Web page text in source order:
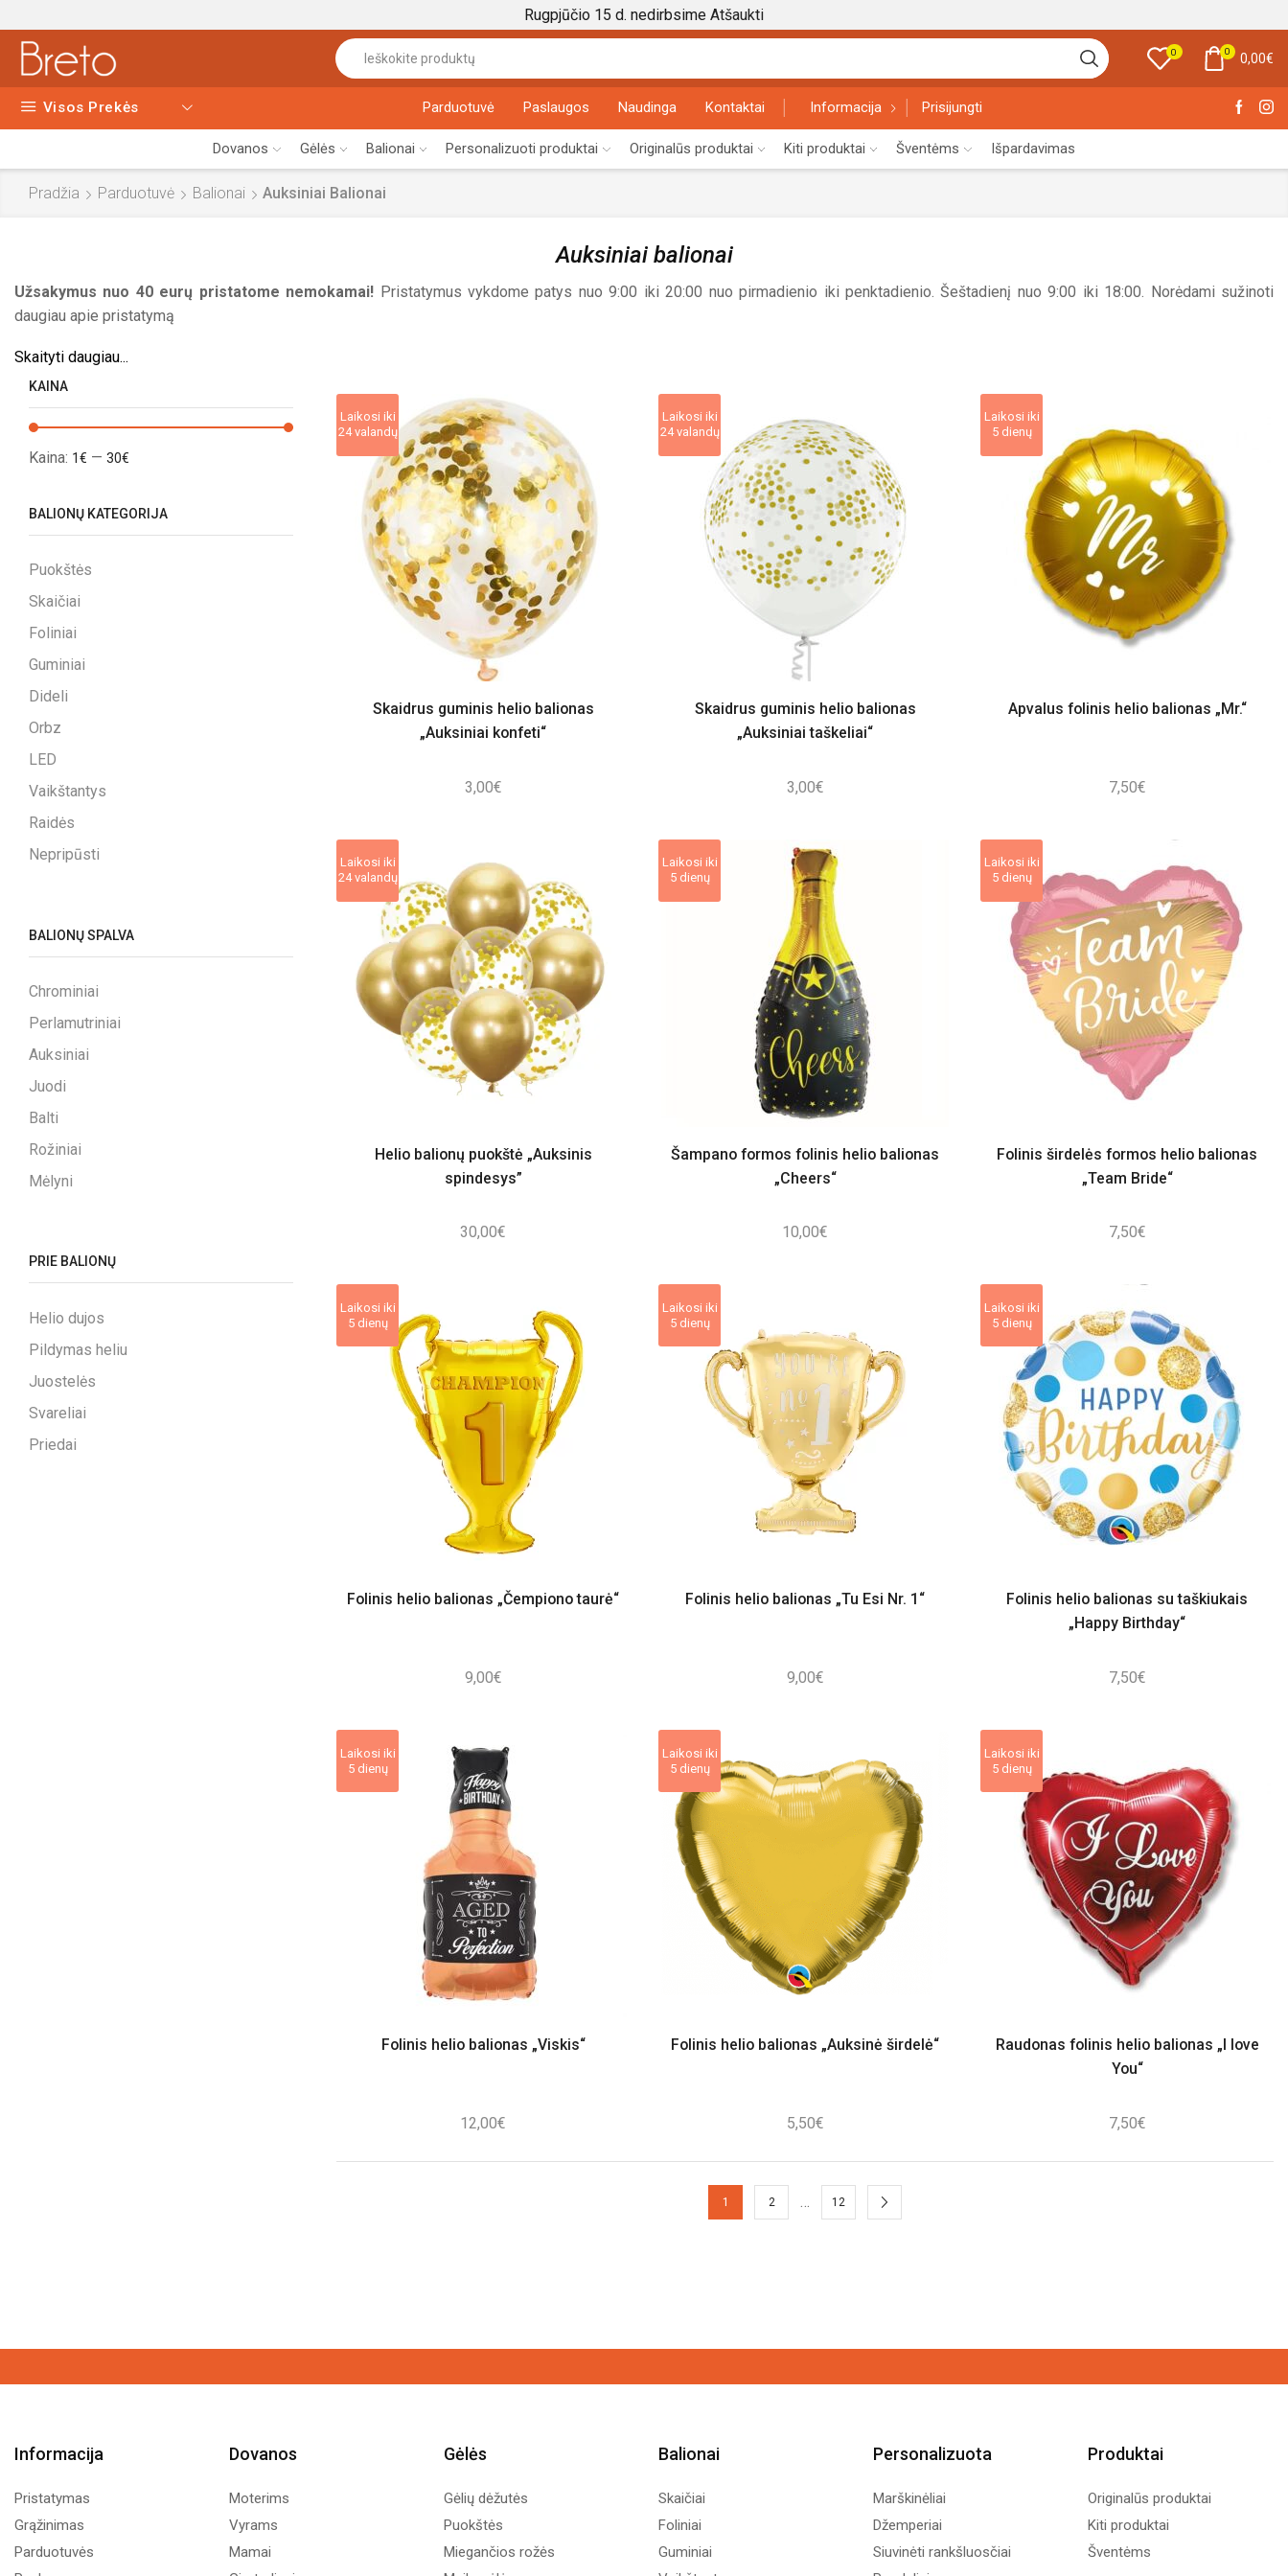
Rugpjūčio 15 d. nedirbsime Atšaukti
input
0 0 0,00€
Visos Prekės Parduotuvė Paslaugos Naudinga Kontaktai Informacija Prisijungti
Dovanos Gėlės Balionai Personalizuoti produktai Originalūs produktai Kiti produktai Šventėms Išpardavimas
Pradžia Parduotuvė Balionai Auksiniai Balionai
Auksiniai balionai
Užsakymus nuo 40 eurų pristatome nemokamai! Pristatymus vykdome patys nuo 9:00 iki 20:00 nuo pirmadienio iki penktadienio. Šeštadienį nuo 9:00 iki 18:00. Norėdami sužinoti
daugiau apie pristatymą
Skaityti daugiau...
Laikosi iki
24 valandų
Skaidrus guminis helio balionas
„Auksiniai konfeti“
3,00€
Laikosi iki
24 valandų
Skaidrus guminis helio balionas
„Auksiniai taškeliai“
3,00€
Laikosi iki
5 dienų
Apvalus folinis helio balionas „Mr.“
7,50€
Laikosi iki
24 valandų
Helio balionų puokštė „Auksinis
spindesys”
30,00€
Laikosi iki
5 dienų
Šampano formos folinis helio balionas
„Cheers“
10,00€
Laikosi iki
5 dienų
Folinis širdelės formos helio balionas
„Team Bride“
7,50€
Laikosi iki
5 dienų
Folinis helio balionas „Čempiono taurė“
9,00€
Laikosi iki
5 dienų
Folinis helio balionas „Tu Esi Nr. 1“
9,00€
Laikosi iki
5 dienų
Folinis helio balionas su taškiukais
„Happy Birthday“
7,50€
Laikosi iki
5 dienų
Folinis helio balionas „Viskis“
12,00€
Laikosi iki
5 dienų
Folinis helio balionas „Auksinė širdelė“
5,50€
Laikosi iki
5 dienų
Raudonas folinis helio balionas „I love
You“
7,50€
1 2 … 12
KAINA
Kaina: 1€ — 30€
BALIONŲ KATEGORIJA
Puokštės
Skaičiai
Foliniai
Guminiai
Dideli
Orbz
LED
Vaikštantys
Raidės
Nepripūsti
BALIONŲ SPALVA
Chrominiai
Perlamutriniai
Auksiniai
Juodi
Balti
Rožiniai
Mėlyni
PRIE BALIONŲ
Helio dujos
Pildymas heliu
Juostelės
Svareliai
Priedai
Informacija
Pristatymas
Grąžinimas
Parduotuvės
Dovanos
Moterims
Vyrams
Mamai
Gėlės
Gėlių dėžutės
Puokštės
Miegančios rožės
Balionai
Skaičiai
Foliniai
Guminiai
Personalizuota
Marškinėliai
Džemperiai
Siuvinėti rankšluosčiai
Produktai
Originalūs produktai
Kiti produktai
Šventėms